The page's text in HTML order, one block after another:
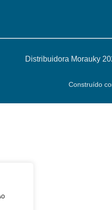
Distribuidora Morauky
Construído